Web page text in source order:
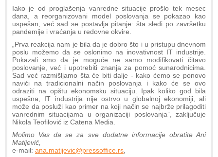
Iako je od proglašenja vanredne situacije prošlo tek mesec
dana, a reorganizovani model poslovanja se pokazao kao
uspešan, već sad se postavlja pitanje: šta sledi po završetku
pandemije i vraćanja u redovne okvire.
„Prva reakcija nam je bila da je dobro što i u pristupu dnevnom
poslu možemo da se oslonimo na inovativnost IT industrije.
Pokazali smo da je moguće ne samo modifikovati čitavo
poslovanje, već i upotrebiti znanja za pomoć sunarodnicima.
Sad već razmišljamo šta će biti dalje - kako ćemo se ponovo
navići na tradicionalni način poslovanja i kako će se ovo
odraziti na opštu ekonomsku situaciju. Ipak koliko god bila
uspešna, IT industrija nije ostrvo u globalnoj ekonomiji, ali
može da posluži kao primer na koji način se najbrže prilagoditi
vanrednim situacijama u organizaciji poslovanja”, zaključuje
Nikola Teofilović iz Catena Media.
Molimo Vas da se za sve dodatne informacije obratite Ani
Matijević,
e-mail: ana.matijevic@pressoffice.rs